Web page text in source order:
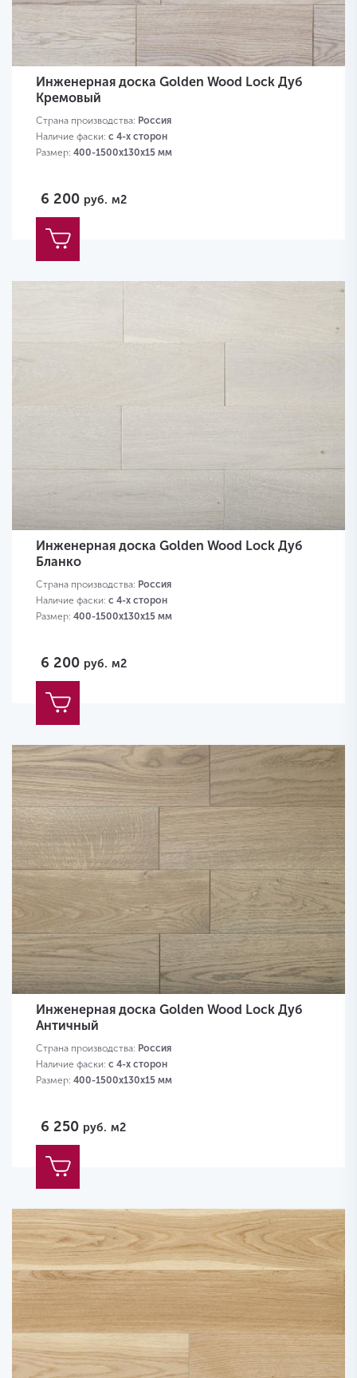
Инженерная доска Golden Wood Lock Дуб
Кремовый
Страна производства: Россия
Наличие фаски: с 4-х сторон
Размер: 400-1500х130х15 мм
6 200 руб. м2
Инженерная доска Golden Wood Lock Дуб
Бланко
Страна производства: Россия
Наличие фаски: с 4-х сторон
Размер: 400-1500х130х15 мм
6 200 руб. м2
Инженерная доска Golden Wood Lock Дуб
Античный
Страна производства: Россия
Наличие фаски: с 4-х сторон
Размер: 400-1500х130х15 мм
6 250 руб. м2